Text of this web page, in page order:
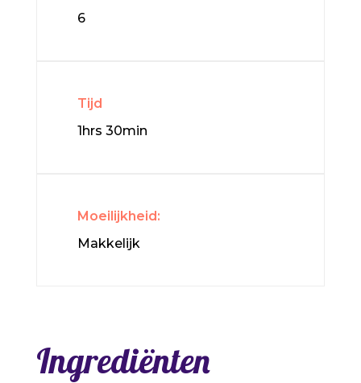
6
Tijd
1hrs 30min
Moeilijkheid:
Makkelijk
Ingrediënten